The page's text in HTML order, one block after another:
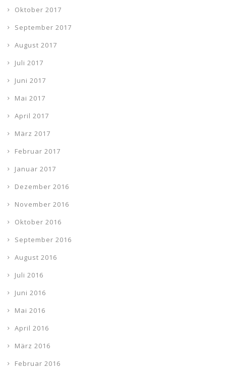
Oktober 2017
September 2017
August 2017
Juli 2017
Juni 2017
Mai 2017
April 2017
März 2017
Februar 2017
Januar 2017
Dezember 2016
November 2016
Oktober 2016
September 2016
August 2016
Juli 2016
Juni 2016
Mai 2016
April 2016
März 2016
Februar 2016